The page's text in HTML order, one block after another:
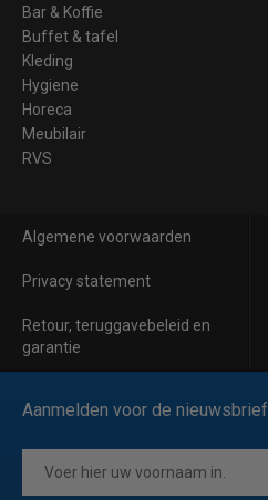
Bar & Koffie
Buffet & tafel
Kleding
Hygiene
Horeca
Meubilair
RVS
Algemene voorwaarden
Privacy statement
Retour, teruggavebeleid en
garantie
Aanmelden voor de nieuwsbrief